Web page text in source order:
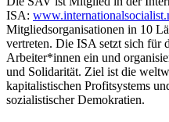
ISA:
Mitgliedsorganisationen in 10
vertreten. Die ISA setzt sich für
Arbeiter*innen ein und
und Solidarität. Ziel ist die
kapitalistischen Profitsystems
sozialistischer Demokratien.